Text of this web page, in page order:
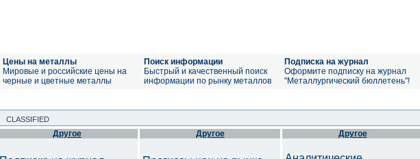
Цены на металлы
Мировые и российские цены на
черные и цветные металлы
Поиск информации
Быстрый и качественный поиск
информации по рынку металлов
Подписка на журнал
Оформите подписку на журнал
"Металлургический бюллетень"!
CLASSIFIED
Другое Другое Другое